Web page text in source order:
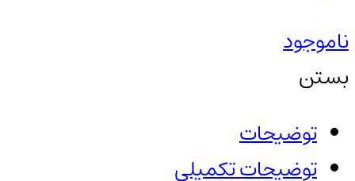
ناموجود
بستن
توضیحات
توضیحات تکمیلی